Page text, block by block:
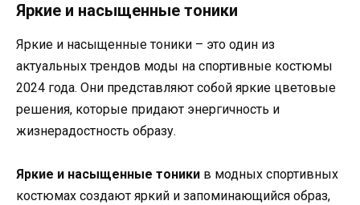
Яркие и насыщенные тоники
Яркие и насыщенные тоники – это один из
актуальных трендов моды на спортивные костюмы
2024 года. Они представляют собой яркие цветовые
решения, которые придают энергичность и
жизнерадостность образу.
Яркие и насыщенные тоники в модных спортивных
костюмах создают яркий и запоминающийся образ,